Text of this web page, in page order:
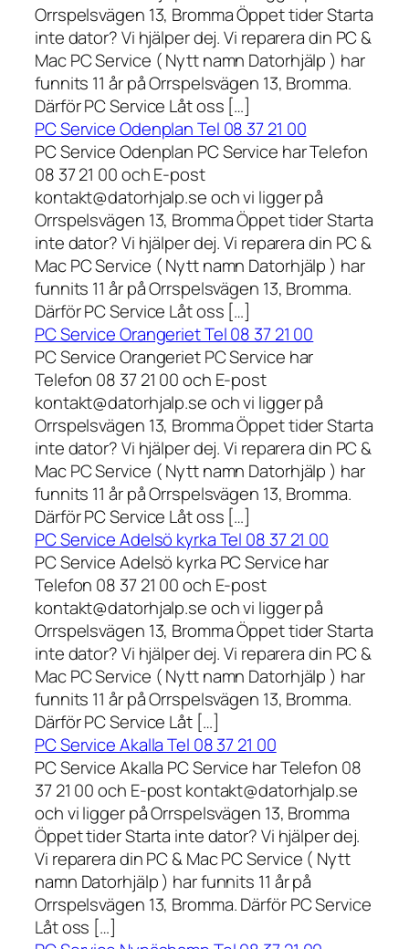
Orrspelsvägen 13, Bromma Öppet tider Starta
inte dator? Vi hjälper dej. Vi reparera din PC &
Mac PC Service ( Nytt namn Datorhjälp ) har
funnits 11 år på Orrspelsvägen 13, Bromma.
Därför PC Service Låt oss […]
PC Service Odenplan Tel 08 37 21 00
PC Service Odenplan PC Service har Telefon
08 37 21 00 och E-post
kontakt@datorhjalp.se och vi ligger på
Orrspelsvägen 13, Bromma Öppet tider Starta
inte dator? Vi hjälper dej. Vi reparera din PC &
Mac PC Service ( Nytt namn Datorhjälp ) har
funnits 11 år på Orrspelsvägen 13, Bromma.
Därför PC Service Låt oss […]
PC Service Orangeriet Tel 08 37 21 00
PC Service Orangeriet PC Service har
Telefon 08 37 21 00 och E-post
kontakt@datorhjalp.se och vi ligger på
Orrspelsvägen 13, Bromma Öppet tider Starta
inte dator? Vi hjälper dej. Vi reparera din PC &
Mac PC Service ( Nytt namn Datorhjälp ) har
funnits 11 år på Orrspelsvägen 13, Bromma.
Därför PC Service Låt oss […]
PC Service Adelsö kyrka Tel 08 37 21 00
PC Service Adelsö kyrka PC Service har
Telefon 08 37 21 00 och E-post
kontakt@datorhjalp.se och vi ligger på
Orrspelsvägen 13, Bromma Öppet tider Starta
inte dator? Vi hjälper dej. Vi reparera din PC &
Mac PC Service ( Nytt namn Datorhjälp ) har
funnits 11 år på Orrspelsvägen 13, Bromma.
Därför PC Service Låt […]
PC Service Akalla Tel 08 37 21 00
PC Service Akalla PC Service har Telefon 08
37 21 00 och E-post kontakt@datorhjalp.se
och vi ligger på Orrspelsvägen 13, Bromma
Öppet tider Starta inte dator? Vi hjälper dej.
Vi reparera din PC & Mac PC Service ( Nytt
namn Datorhjälp ) har funnits 11 år på
Orrspelsvägen 13, Bromma. Därför PC Service
Låt oss […]